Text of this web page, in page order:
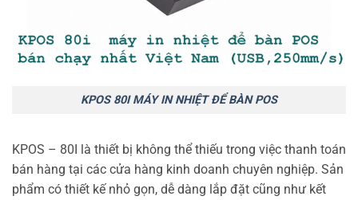
KPOS 80I MÁY IN NHIỆT ĐỂ BÀN POS
KPOS – 80I là thiết bị không thể thiếu trong việc thanh toán
bán hàng tại các cửa hàng kinh doanh chuyên nghiệp. Sản
phẩm có thiết kế nhỏ gọn, dễ dàng lắp đặt cũng như kết